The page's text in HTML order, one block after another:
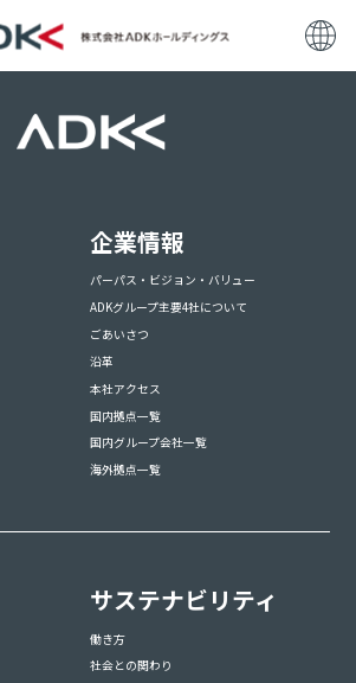
企業情報
パーパス・ビジョン・バリュー
ADKグループ主要4社について
ごあいさつ
沿革
本社アクセス
国内拠点一覧
国内グループ会社一覧
海外拠点一覧
サステナビリティ
働き方
社会との関わり